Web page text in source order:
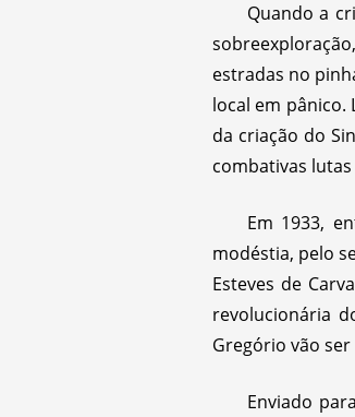
Quando a
estradas no
local em pânico.
da criação do
combativas
Em 1933,
modéstia, pelo
Esteves de
revolucionária
Gregório vão
Enviado